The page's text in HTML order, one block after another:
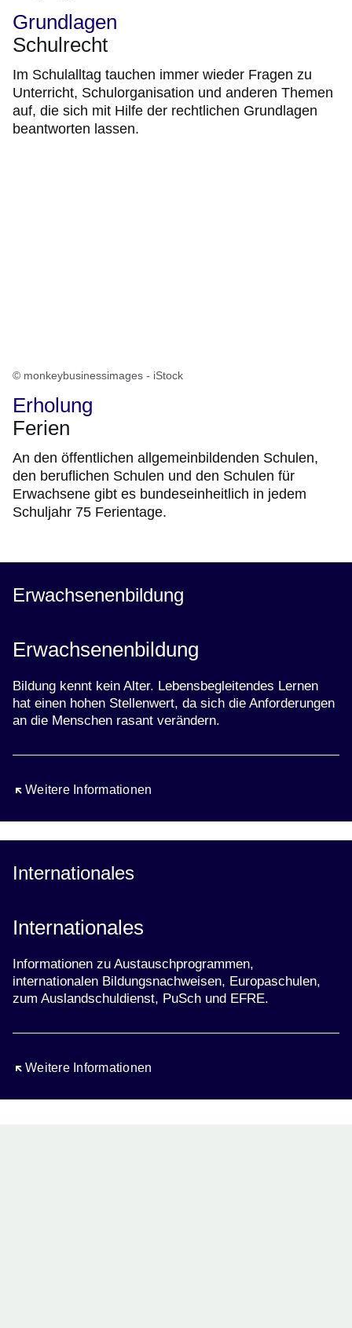
Grundlagen
Schulrecht
Im Schulalltag tauchen immer wieder Fragen zu
Unterricht, Schulorganisation und anderen Themen
auf, die sich mit Hilfe der rechtlichen Grundlagen
beantworten lassen.
© monkeybusinessimages - iStock
Erholung
Ferien
An den öffentlichen allgemeinbildenden Schulen,
den beruflichen Schulen und den Schulen für
Erwachsene gibt es bundeseinheitlich in jedem
Schuljahr 75 Ferientage.
Erwachsenenbildung
Erwachsenenbildung
Bildung kennt kein Alter. Lebensbegleitendes Lernen
hat einen hohen Stellenwert, da sich die Anforderungen
an die Menschen rasant verändern.
Weitere Informationen
Öffnet sich in einem neuen Fenster
Internationales
Internationales
Informationen zu Austauschprogrammen,
internationalen Bildungsnachweisen, Europaschulen,
zum Auslandschuldienst, PuSch und EFRE.
Weitere Informationen
Öffnet sich in einem neuen Fenster